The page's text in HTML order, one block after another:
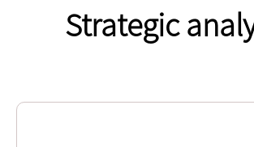
Strategic